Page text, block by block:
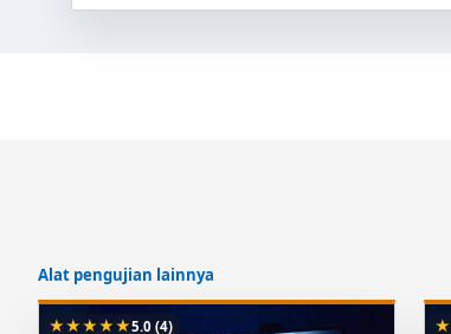
Alat pengujian lainnya
★★★★★5.0(4) ★